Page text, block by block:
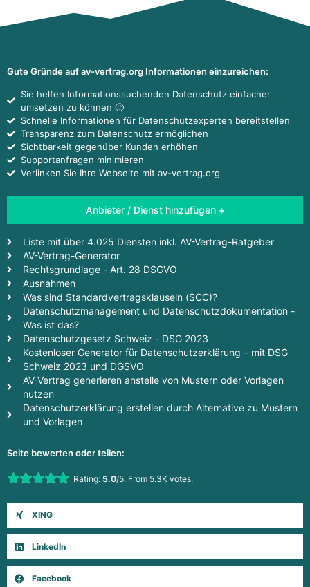
Gute Gründe auf av-vertrag.org Informationen einzureichen:
Sie helfen Informationssuchenden Datenschutz einfacher
umsetzen zu können 🙂
Schnelle Informationen für Datenschutzexperten bereitstellen
Transparenz zum Datenschutz ermöglichen
Sichtbarkeit gegenüber Kunden erhöhen
Supportanfragen minimieren
Verlinken Sie Ihre Webseite mit av-vertrag.org
Anbieter / Dienst hinzufügen +
Liste mit über 4.025 Diensten inkl. AV-Vertrag-Ratgeber
AV-Vertrag-Generator
Rechtsgrundlage - Art. 28 DSGVO
Ausnahmen
Was sind Standardvertragsklauseln (SCC)?
Datenschutzmanagement und Datenschutzdokumentation -
Was ist das?
Datenschutzgesetz Schweiz - DSG 2023
Kostenloser Generator für Datenschutzerklärung – mit DSG
Schweiz 2023 und DGSVO
AV-Vertrag generieren anstelle von Mustern oder Vorlagen
nutzen
Datenschutzerklärung erstellen durch Alternative zu Mustern
und Vorlagen
Seite bewerten oder teilen:
Rate this item:Rating: 5.0/5. From 5.3K votes.
XING
LinkedIn
Facebook